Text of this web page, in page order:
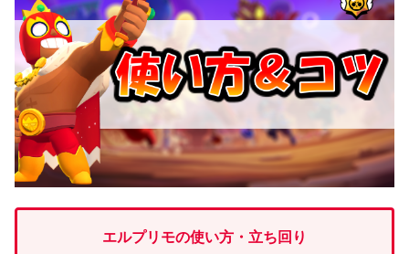
エルプリモの使い方・立ち回り